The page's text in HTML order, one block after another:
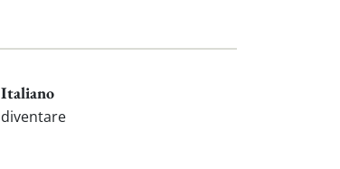
Italiano
diventare